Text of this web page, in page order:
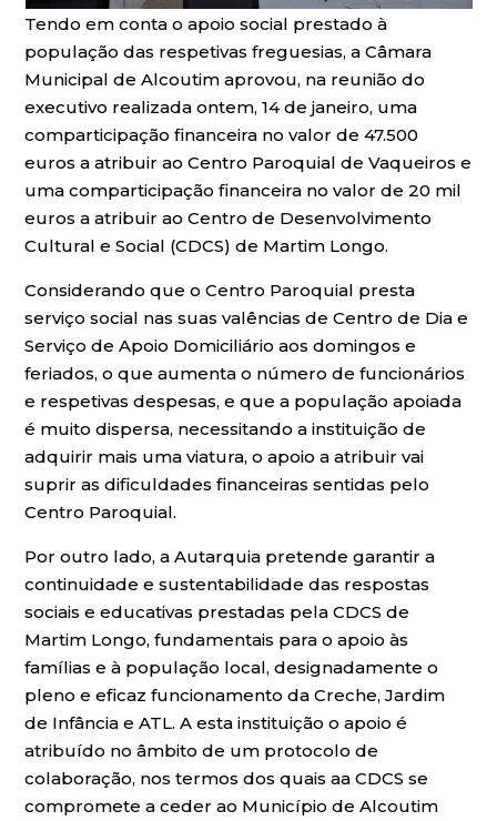
Tendo em conta o apoio social prestado à
população das respetivas freguesias, a Câmara
Municipal de Alcoutim aprovou, na reunião do
executivo realizada ontem, 14 de janeiro, uma
comparticipação financeira no valor de 47.500
euros a atribuir ao Centro Paroquial de Vaqueiros e
uma comparticipação financeira no valor de 20 mil
euros a atribuir ao Centro de Desenvolvimento
Cultural e Social (CDCS) de Martim Longo.
Considerando que o Centro Paroquial presta
serviço social nas suas valências de Centro de Dia e
Serviço de Apoio Domiciliário aos domingos e
feriados, o que aumenta o número de funcionários
e respetivas despesas, e que a população apoiada
é muito dispersa, necessitando a instituição de
adquirir mais uma viatura, o apoio a atribuir vai
suprir as dificuldades financeiras sentidas pelo
Centro Paroquial.
Por outro lado, a Autarquia pretende garantir a
continuidade e sustentabilidade das respostas
sociais e educativas prestadas pela CDCS de
Martim Longo, fundamentais para o apoio às
famílias e à população local, designadamente o
pleno e eficaz funcionamento da Creche, Jardim
de Infância e ATL. A esta instituição o apoio é
atribuído no âmbito de um protocolo de
colaboração, nos termos dos quais aa CDCS se
compromete a ceder ao Município de Alcoutim